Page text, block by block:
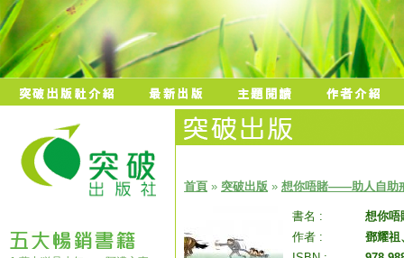
首頁 » 突破出版 » 想你唔賭——助人自助
書名 :
想你
作者 :
鄧耀祖